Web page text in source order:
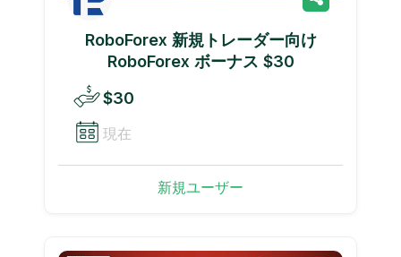
RoboForex 新規トレーダー向け
RoboForex ボーナス $30
$30
現在
新規ユーザー